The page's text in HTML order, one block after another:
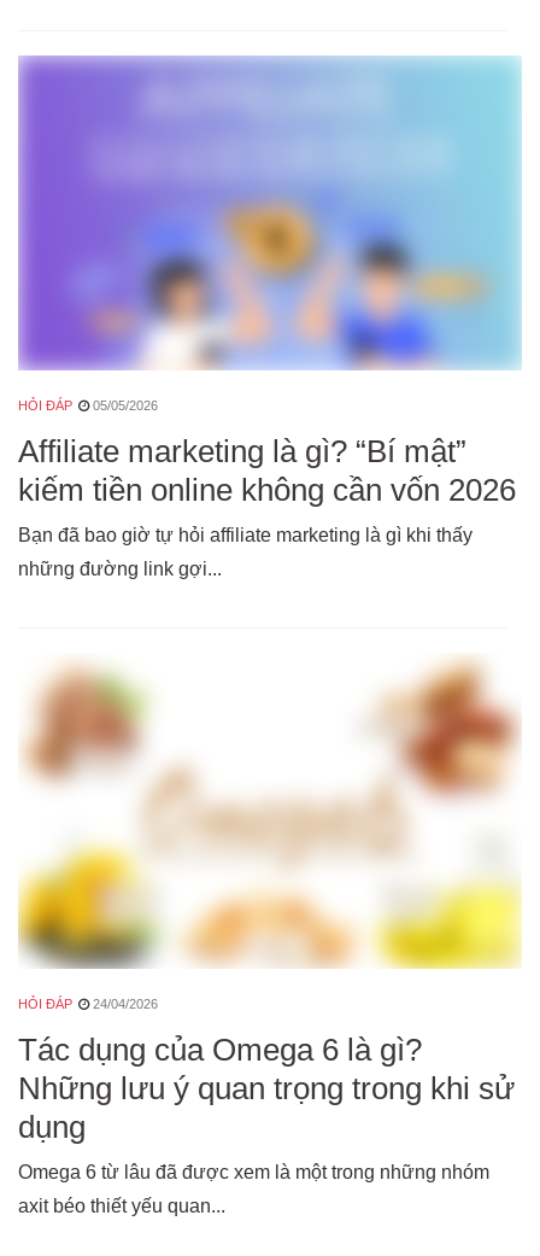
HỎI ĐÁP 05/05/2026
Affiliate marketing là gì? “Bí mật”
kiếm tiền online không cần vốn 2026
Bạn đã bao giờ tự hỏi affiliate marketing là gì khi thấy
những đường link gợi...
HỎI ĐÁP 24/04/2026
Tác dụng của Omega 6 là gì?
Những lưu ý quan trọng trong khi sử
dụng
Omega 6 từ lâu đã được xem là một trong những nhóm
axit béo thiết yếu quan...